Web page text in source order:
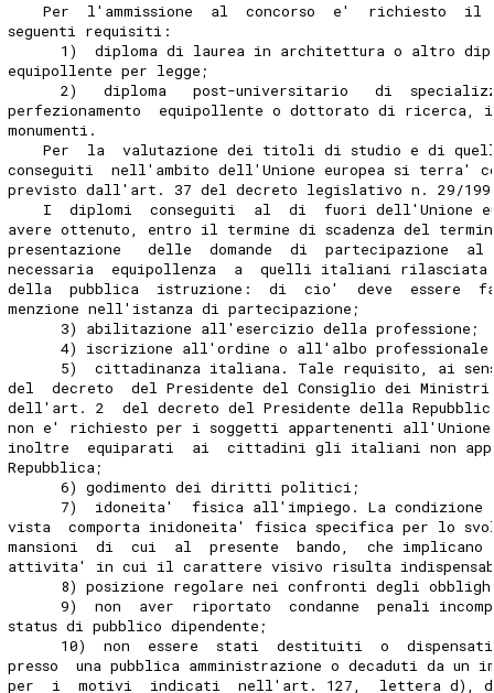
Per  l'ammissione  al  concorso  e'  richiesto  il
seguenti requisiti:
1)  diploma di laurea in architettura o altro
equipollente per legge;
2)   diploma   post-universitario   di
perfezionamento  equipollente o dottorato di ricerca,
monumenti.
Per  la  valutazione dei titoli di studio e di
conseguiti  nell'ambito dell'Unione europea si terra'
previsto dall'art. 37 del decreto legislativo n. 29/
I  diplomi  conseguiti  al  di  fuori dell'Unione
avere ottenuto, entro il termine di scadenza del
presentazione   delle  domande  di  partecipazione
necessaria  equipollenza  a  quelli italiani rilasciata
della  pubblica  istruzione:  di  cio'  deve  essere
menzione nell'istanza di partecipazione;
      3) abilitazione all'esercizio della professione;
4) iscrizione all'ordine o all'albo
5)  cittadinanza italiana. Tale requisito, ai
del  decreto  del Presidente del Consiglio dei Ministri
dell'art. 2  del decreto del Presidente della
non e' richiesto per i soggetti appartenenti all'Unione
inoltre  equiparati  ai  cittadini gli italiani non
Repubblica;
      6) godimento dei diritti politici;
7)  idoneita'  fisica all'impiego. La condizione
vista  comporta inidoneita' fisica specifica per lo
mansioni  di  cui  al  presente  bando,  che
attivita' in cui il carattere visivo risulta
8) posizione regolare nei confronti degli
9)  non  aver  riportato  condanne  penali
status di pubblico dipendente;
10)  non  essere  stati  destituiti  o
presso  una pubblica amministrazione o decaduti da un
per  i  motivi  indicati  nell'art. 127,  lettera d),